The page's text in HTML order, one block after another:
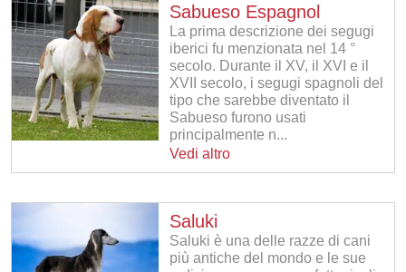
Sabueso Espagnol
La prima descrizione dei segugi
iberici fu menzionata nel 14 °
secolo. Durante il XV, il XVI e il
XVII secolo, i segugi spagnoli del
tipo che sarebbe diventato il
Sabueso furono usati
principalmente n...
Vedi altro
Saluki
Saluki è una delle razze di cani
più antiche del mondo e le sue